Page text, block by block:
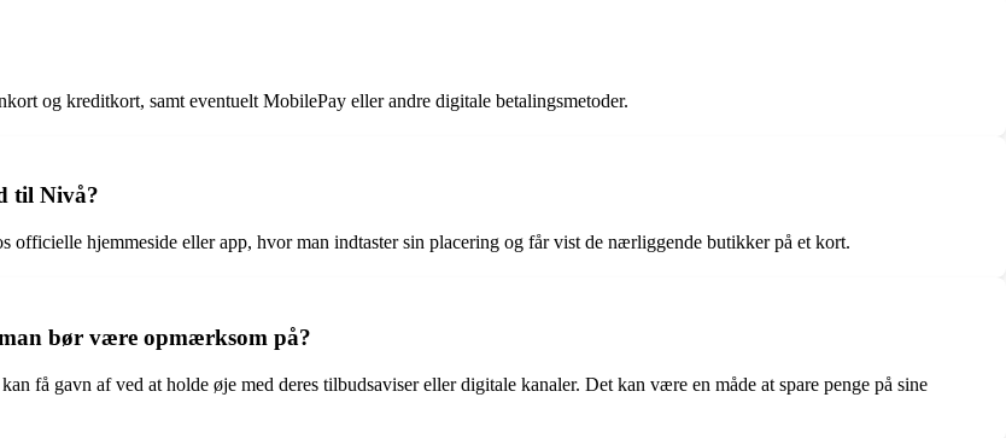
og kreditkort, samt eventuelt MobilePay eller andre digitale betalingsmetoder.
til Nivå?
hjemmeside eller app, hvor man indtaster sin placering og får vist de nærliggende butikker på et kort.
bør være opmærksom på?
få gavn af ved at holde øje med deres tilbudsaviser eller digitale kanaler. Det kan være en måde at spare penge på sine